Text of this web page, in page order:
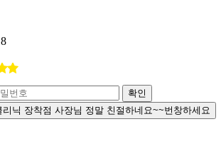
확인
리닉 장착점 사장님 정말 친절하네요~~번창하세요